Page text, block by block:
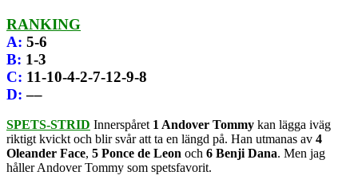
RANKING
A: 5-6
B: 1-3
C: 11-10-4-2-7-12-9-8
D: ––
SPETS-STRID Innerspåret 1 Andover Tommy kan lägga iväg
riktigt kvickt och blir svår att ta en längd på. Han utmanas av 4
Oleander Face, 5 Ponce de Leon och 6 Benji Dana. Men jag
håller Andover Tommy som spetsfavorit.